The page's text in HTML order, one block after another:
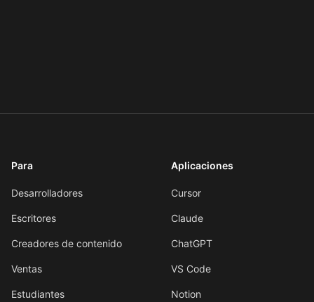
Para
Desarrolladores
Escritores
Creadores de contenido
Ventas
Estudiantes
Aplicaciones
Cursor
Claude
ChatGPT
VS Code
Notion